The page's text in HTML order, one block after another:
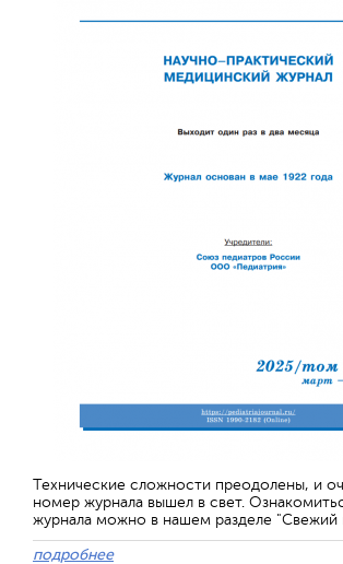
Технические сложности преодолены, и
номер журнала вышел в свет.
журнала можно в нашем разделе "Свежий
подробнее